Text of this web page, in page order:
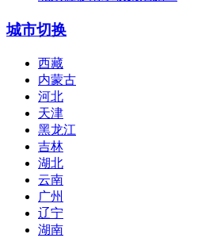
城市切换
西藏
内蒙古
河北
天津
黑龙江
吉林
湖北
云南
广州
辽宁
湖南